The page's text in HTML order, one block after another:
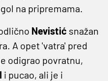
na pripremama.
Nevistić snažan
A opet 'vatra' pred
odigrao povratnu,
i pucao, ali je i